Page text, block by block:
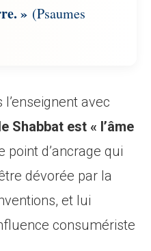
» (Psaumes
l’enseignent avec
le Shabbat est « l’âme
point d’ancrage qui
dévorée par la
et lui
consumériste